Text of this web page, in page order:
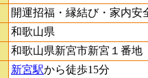
開運招福・縁結び・家内
和歌山県
和歌山県新宮市新宮１番地
新宮駅から徒歩15分